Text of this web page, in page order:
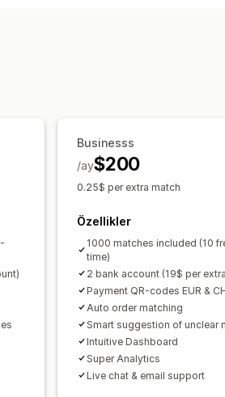
Businesss
$200
/ay
0.25$ per extra match
Özellikler
1000 matches included (10
time)
2 bank account (19$ per
Payment QR-codes EUR &
Auto order matching
Smart suggestion of unclear
Intuitive Dashboard
Super Analytics
Live chat & email support